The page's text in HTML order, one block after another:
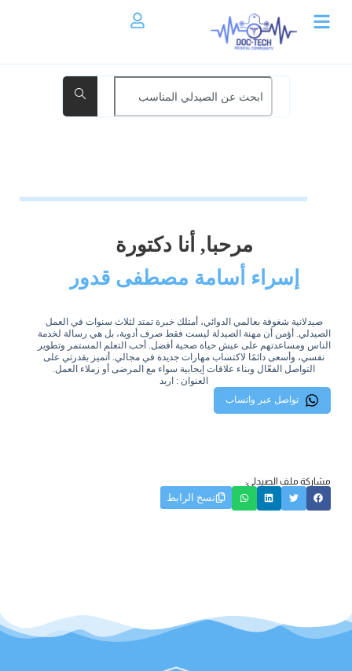
مرحبا, أنا دكتورة
إسراء أسامة مصطفى قدور
صيدلانية شغوفة بعالمي الدوائي، أمتلك خبرة تمتد لثلاث سنوات في العمل
الصيدلي. أؤمن أن مهنة الصيدلة ليست فقط صرف أدوية، بل هي رسالة لخدمة
الناس ومساعدتهم على عيش حياة صحية أفضل. أحب التعلم المستمر وتطوير
نفسي، وأسعى دائمًا لاكتساب مهارات جديدة في مجالي. أتميز بقدرتي على
التواصل الفعّال وبناء علاقات إيجابية سواء مع المرضى أو زملاء العمل.
العنوان : اربد
تواصل عبر واتساب
مشاركة ملف الصيدلي:
نسخ الرابط